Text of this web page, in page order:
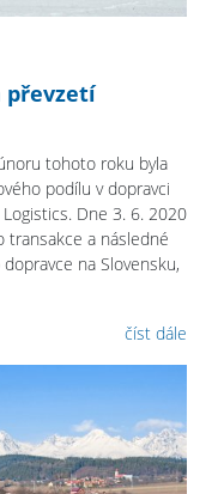
převzetí
tohoto roku byla
podílu v dopravci
Logistics. Dne 3. 6. 2020
transakce a následné
na Slovensku,
číst dále